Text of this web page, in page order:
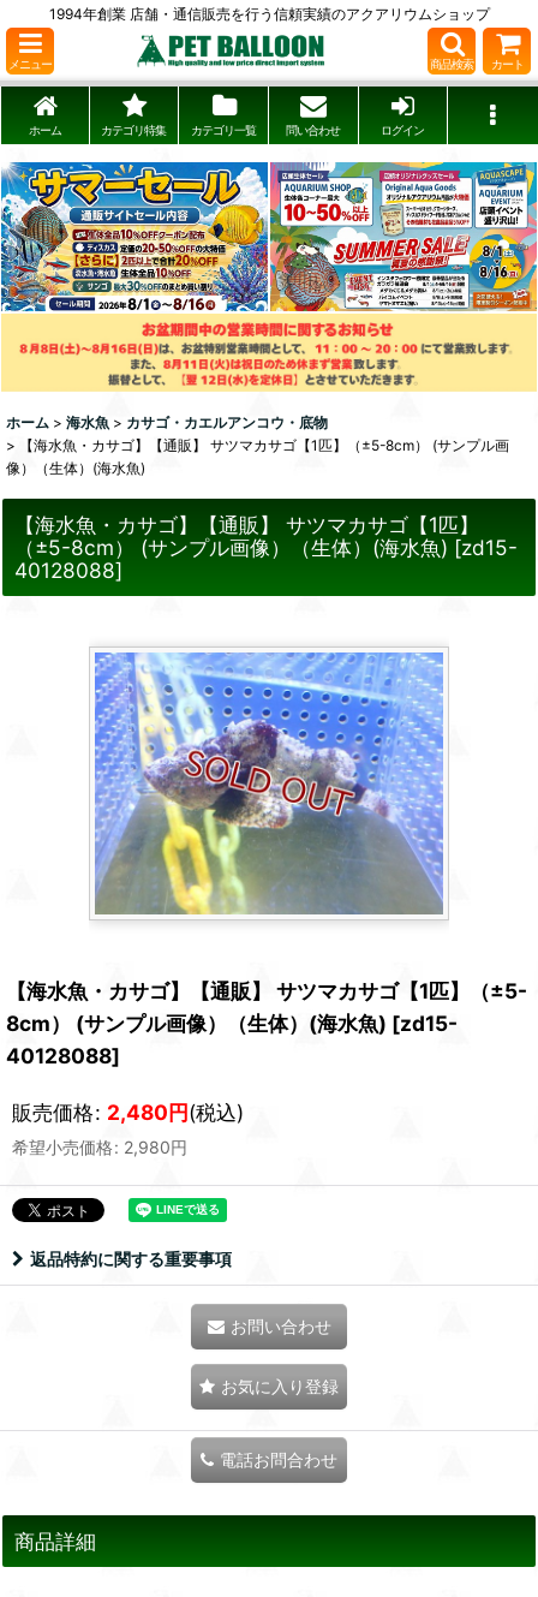
1994年創業 店舗・通信販売を行う信頼実績のアクアリウムショップ
メニュー 商品検索 カート
ホーム カテゴリ特集 カテゴリ一覧 問い合わせ ログイン
ホーム > 海水魚 > カサゴ・カエルアンコウ・底物
>
【海水魚・カサゴ】【通販】 サツマカサゴ【1匹】（±5-8cm） (サンプル画
像）（生体）(海水魚)
【海水魚・カサゴ】【通販】 サツマカサゴ【1匹】
（±5-8cm） (サンプル画像）（生体）(海水魚) [zd15-
40128088]
【海水魚・カサゴ】【通販】 サツマカサゴ【1匹】（±5-
8cm） (サンプル画像）（生体）(海水魚) [zd15-
40128088]
販売価格: 2,480円(税込)
希望小売価格: 2,980円
返品特約に関する重要事項
お問い合わせ
お気に入り登録
電話お問合わせ
商品詳細